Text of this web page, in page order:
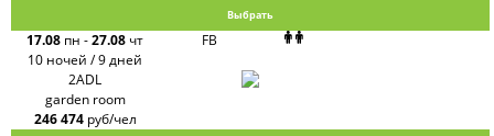
Выбрать
17.08 пн -27.08 чт
10 ночей / 9 дней
FB
2ADL
garden room
246 474 руб/чел